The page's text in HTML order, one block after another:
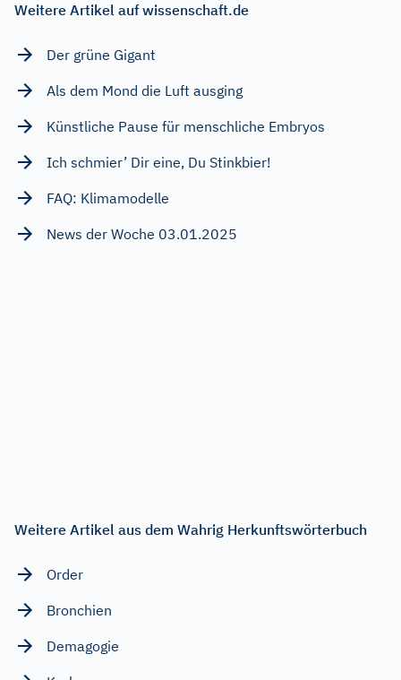
Weitere Artikel auf wissenschaft.de
Der grüne Gigant
Als dem Mond die Luft ausging
Künstliche Pause für menschliche Embryos
Ich schmier’ Dir eine, Du Stinkbier!
FAQ: Klimamodelle
News der Woche 03.01.2025
Weitere Artikel aus dem Wahrig Herkunftswörterbuch
Order
Bronchien
Demagogie